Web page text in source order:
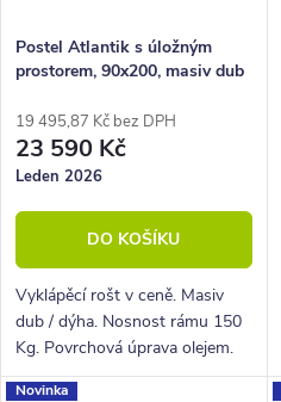
Postel Atlantik s úložným
prostorem, 90x200, masiv dub
19 495,87 Kč bez DPH
23 590 Kč
Leden 2026
DO KOŠÍKU
Vyklápěcí rošt v ceně. Masiv
dub / dýha. Nosnost rámu 150
Kg. Povrchová úprava olejem.
Novinka